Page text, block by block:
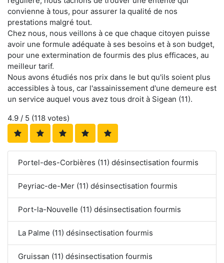
convienne à tous, pour assurer la qualité de nos
prestations malgré tout.
Chez nous, nous veillons à ce que chaque citoyen puisse
avoir une formule adéquate à ses besoins et à son budget,
pour une extermination de fourmis des plus efficaces, au
meilleur tarif.
Nous avons étudiés nos prix dans le but qu'ils soient plus
accessibles à tous, car l'assainissement d'une demeure est
un service auquel vous avez tous droit à Sigean (11).
4.9 / 5 (118 votes)
Portel-des-Corbières (11) désinsectisation fourmis
Peyriac-de-Mer (11) désinsectisation fourmis
Port-la-Nouvelle (11) désinsectisation fourmis
La Palme (11) désinsectisation fourmis
Gruissan (11) désinsectisation fourmis